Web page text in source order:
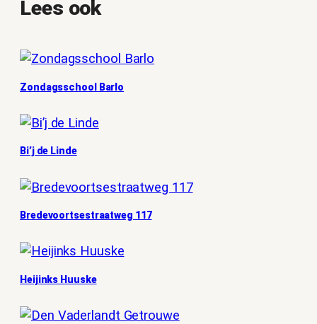
Lees ook
Zondagsschool Barlo
Bi’j de Linde
Bredevoortsestraatweg 117
Heijinks Huuske